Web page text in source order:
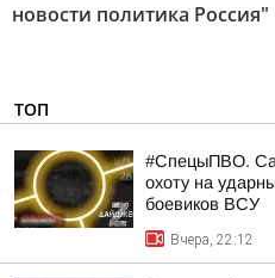
новости политика Россия"
ТОП
#СпецыПВО.
охоту на
боевиков ВСУ
Вчера, 22:12